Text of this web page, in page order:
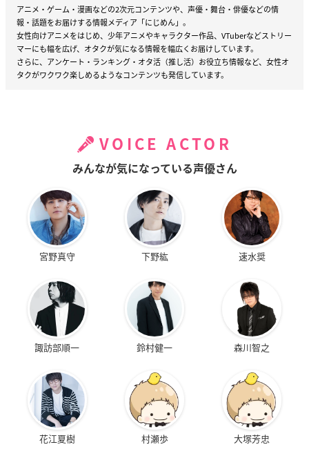
アニメ・ゲーム・漫画などの2次元コンテンツや、声優・舞台・俳優などの情
報・話題をお届けする情報メディア「にじめん」。
女性向けアニメをはじめ、少年アニメやキャラクター作品、VTuberなどストリー
マーにも幅を広げ、オタクが気になる情報を幅広くお届けしています。
さらに、アンケート・ランキング・オタ活（推し活）お役立ち情報など、女性オ
タクがワクワク楽しめるようなコンテンツも発信しています。
VOICE ACTOR
みんなが気になっている声優さん
宮野真守 下野紘 速水奨
諏訪部順一 鈴村健一 森川智之
花江夏樹 村瀬歩 大塚芳忠